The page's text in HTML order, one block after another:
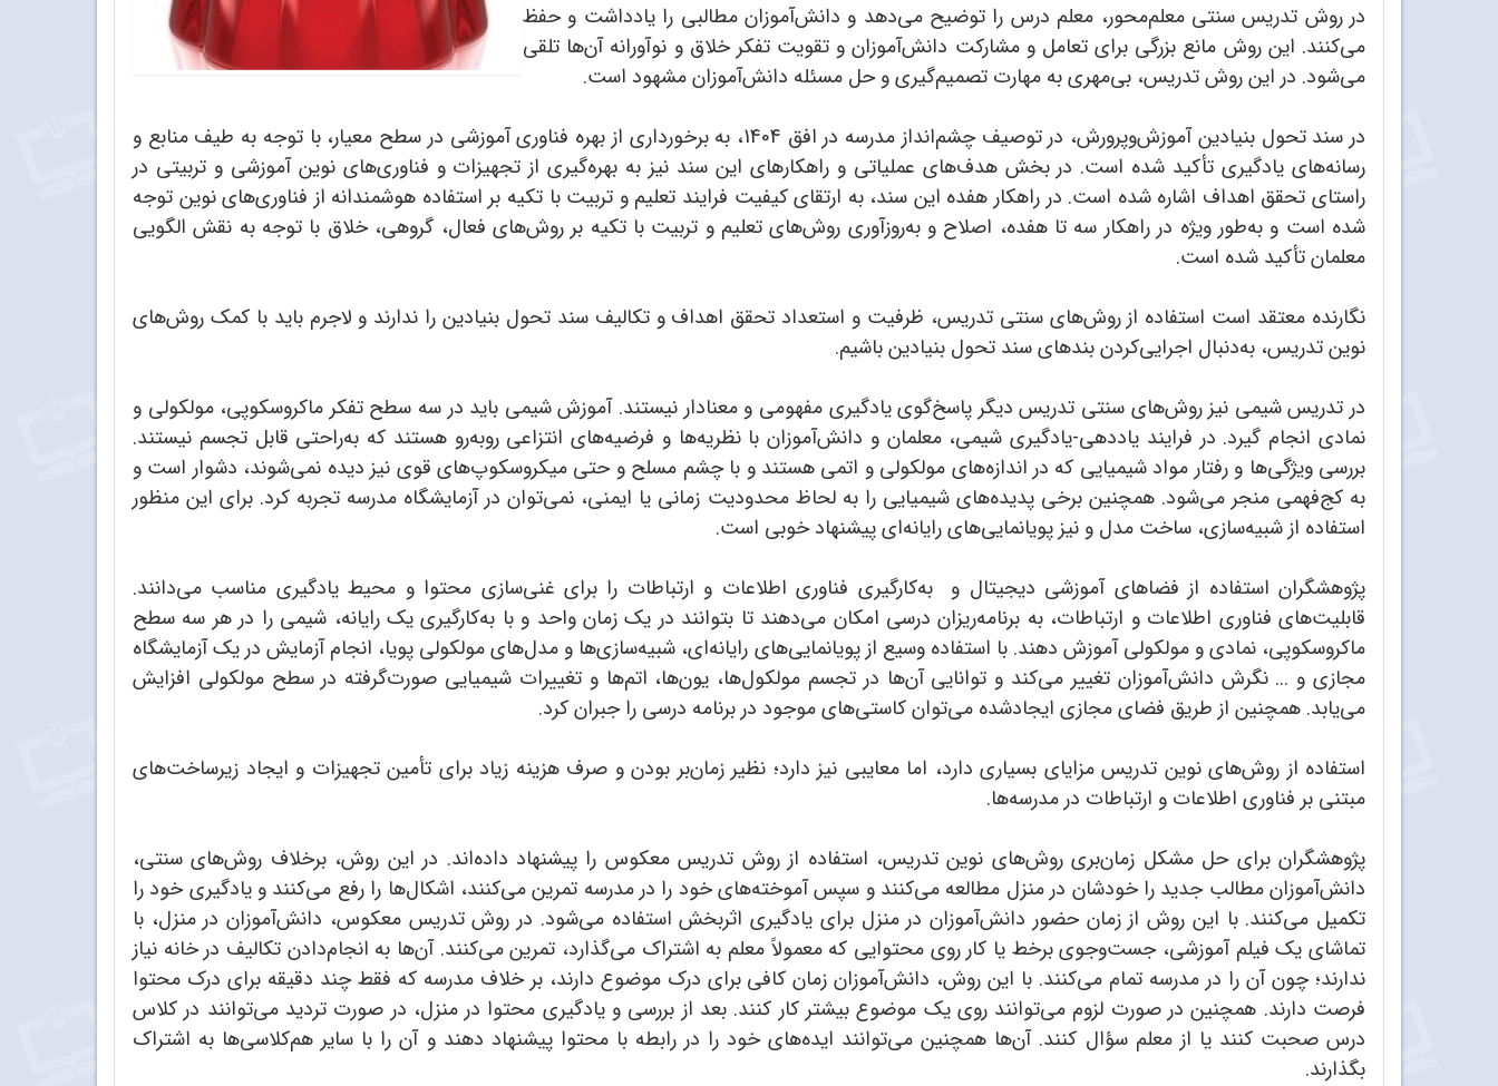
در روش تدریس سنتی معلم‌محور، معلم درس را توضیح می‌دهد و دانش‌آموزان مطالبی را یادداشت و حفظ
می‌کنند. این روش مانع بزرگی برای تعامل و مشارکت دانش‌آموزان و تقویت تفکر خلاق و نوآورانه آن‌ها تلقی
می‌شود. در این روش تدریس، بی‌مهری به مهارت تصمیم‌گیری و حل مسئله دانش‌آموزان مشهود است.
در سند تحول بنیادین آموزش‌وپرورش، در توصیف چشم‌انداز مدرسه در افق 1404، به برخورداری از بهره فناوری آموزشی در سطح معیار، با توجه به طیف منابع و
رسانه‌های یادگیری تأکید شده است. در بخش هدف‌های عملیاتی و راهکارهای این سند نیز به بهره‌گیری از تجهیزات و فناوری‌های نوین آموزشی و تربیتی در
راستای تحقق اهداف اشاره شده است. در راهکار هفده این سند، به ارتقای کیفیت فرایند تعلیم و تربیت با تکیه بر استفاده هوشمندانه از فناوری‌های نوین توجه
شده است و به‌طور ویژه در راهکار سه تا هفده، اصلاح و به‌روزآوری روش‌های تعلیم و تربیت با تکیه بر روش‌های فعال، گروهی، خلاق با توجه به نقش الگویی
معلمان تأکید شده است.
نگارنده معتقد است استفاده از روش‌های سنتی تدریس، ظرفیت و استعداد تحقق اهداف و تکالیف سند تحول بنیادین را ندارند و لاجرم باید با کمک روش‌های
نوین تدریس، به‌دنبال اجرایی‌کردن بندهای سند تحول بنیادین باشیم.
در تدریس شیمی نیز روش‌های سنتی تدریس دیگر پاسخ‌گوی یادگیری مفهومی و معنادار نیستند. آموزش شیمی باید در سه سطح تفکر ماکروسکوپی، مولکولی و
نمادی انجام گیرد. در فرایند یاددهی-یادگیری شیمی، معلمان و دانش‌آموزان با نظریه‌ها و فرضیه‌های انتزاعی روبه‌رو هستند که به‌راحتی قابل تجسم نیستند.
بررسی ویژگی‌ها و رفتار مواد شیمیایی که در اندازه‌های مولکولی و اتمی هستند و با چشم مسلح و حتی میکروسکوپ‌های قوی نیز دیده نمی‌شوند، دشوار است و
به کج‌فهمی منجر می‌شود. همچنین برخی پدیده‌های شیمیایی را به لحاظ محدودیت زمانی یا ایمنی، نمی‌توان در آزمایشگاه مدرسه تجربه کرد. برای این منظور
استفاده از شبیه‌سازی، ساخت مدل و نیز پویانمایی‌های رایانه‌ای پیشنهاد خوبی است.
پژوهشگران استفاده از فضاهای آموزشی دیجیتال و به‌کارگیری فناوری اطلاعات و ارتباطات را برای غنی‌سازی محتوا و محیط یادگیری مناسب می‌دانند.
قابلیت‌های فناوری اطلاعات و ارتباطات، به برنامه‌ریزان درسی امکان می‌دهند تا بتوانند در یک زمان واحد و با به‌کارگیری یک رایانه، شیمی را در هر سه سطح
ماکروسکوپی، نمادی و مولکولی آموزش دهند. با استفاده وسیع از پویانمایی‌های رایانه‌ای، شبیه‌سازی‌ها و مدل‌های مولکولی پویا، انجام آزمایش در یک آزمایشگاه
مجازی و ... نگرش دانش‌آموزان تغییر می‌کند و توانایی آن‌ها در تجسم مولکول‌ها، یون‌ها، اتم‌ها و تغییرات شیمیایی صورت‌گرفته در سطح مولکولی افزایش
می‌یابد. همچنین از طریق فضای مجازی ایجادشده می‌توان کاستی‌های موجود در برنامه درسی را جبران کرد.
استفاده از روش‌های نوین تدریس مزایای بسیاری دارد، اما معایبی نیز دارد؛ نظیر زمان‌بر بودن و صرف هزینه زیاد برای تأمین تجهیزات و ایجاد زیرساخت‌های
مبتنی بر فناوری اطلاعات و ارتباطات در مدرسه‌ها.
پژوهشگران برای حل مشکل زمان‌بری روش‌های نوین تدریس، استفاده از روش تدریس معکوس را پیشنهاد داده‌اند. در این روش، برخلاف روش‌های سنتی،
دانش‌آموزان مطالب جدید را خودشان در منزل مطالعه می‌کنند و سپس آموخته‌های خود را در مدرسه تمرین می‌کنند، اشکال‌ها را رفع می‌کنند و یادگیری خود را
تکمیل می‌کنند. با این روش از زمان حضور دانش‌آموزان در منزل برای یادگیری اثربخش استفاده می‌شود. در روش تدریس معکوس، دانش‌آموزان در منزل، با
تماشای یک فیلم آموزشی، جست‌وجوی برخط یا کار روی محتوایی که معمولاً معلم به اشتراک می‌گذارد، تمرین می‌کنند. آن‌ها به انجام‌دادن تکالیف در خانه نیاز
ندارند؛ چون آن را در مدرسه تمام می‌کنند. با این روش، دانش‌آموزان زمان کافی برای درک موضوع دارند، بر خلاف مدرسه که فقط چند دقیقه برای درک محتوا
فرصت دارند. همچنین در صورت لزوم می‌توانند روی یک موضوع بیشتر کار کنند. بعد از بررسی و یادگیری محتوا در منزل، در صورت تردید می‌توانند در کلاس
درس صحبت کنند یا از معلم سؤال کنند. آن‌ها همچنین می‌توانند ایده‌های خود را در رابطه با محتوا پیشنهاد دهند و آن را با سایر هم‌کلاسی‌ها به اشتراک
بگذارند.